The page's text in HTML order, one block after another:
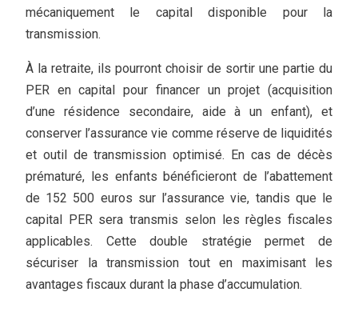
mécaniquement le capital disponible pour la
transmission.
À la retraite, ils pourront choisir de sortir une partie du
PER en capital pour financer un projet (acquisition
d’une résidence secondaire, aide à un enfant), et
conserver l’assurance vie comme réserve de liquidités
et outil de transmission optimisé. En cas de décès
prématuré, les enfants bénéficieront de l’abattement
de 152 500 euros sur l’assurance vie, tandis que le
capital PER sera transmis selon les règles fiscales
applicables. Cette double stratégie permet de
sécuriser la transmission tout en maximisant les
avantages fiscaux durant la phase d’accumulation.